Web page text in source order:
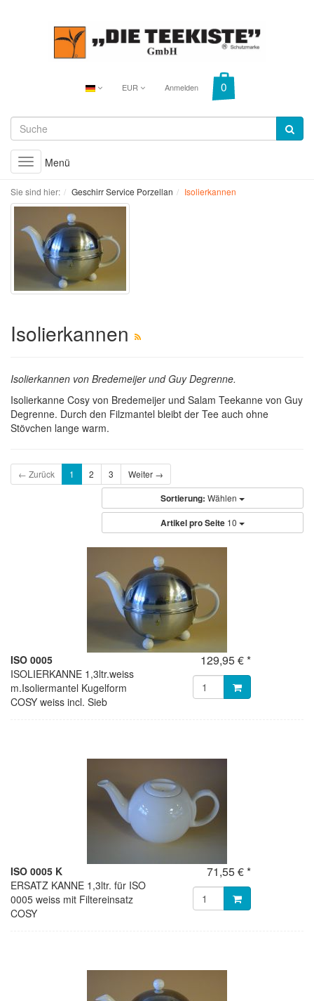
EUR Anmelden
Toggle
navigation
Menü
Sie sind hier: Geschirr Service Porzellan Isolierkannen
Isolierkannen
Isolierkannen von Bredemeijer und Guy Degrenne.
Isolierkanne Cosy von Bredemeijer und Salam Teekanne von Guy
Degrenne. Durch den Filzmantel bleibt der Tee auch ohne
Stövchen lange warm.
← Zurück 1 2 3 Weiter →
Sortierung: Wählen
Artikel pro Seite 10
ISO 0005
ISOLIERKANNE 1,3ltr.weiss
m.Isoliermantel Kugelform
COSY weiss incl. Sieb
129,95 € *
ISO 0005 K
ERSATZ KANNE 1,3ltr. für ISO
0005 weiss mit Filtereinsatz
COSY
71,55 € *